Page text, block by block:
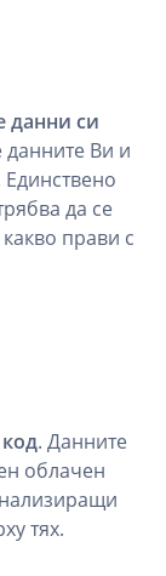
данни си
Ви и
да се
прави с
. Данните
облачен
тях.